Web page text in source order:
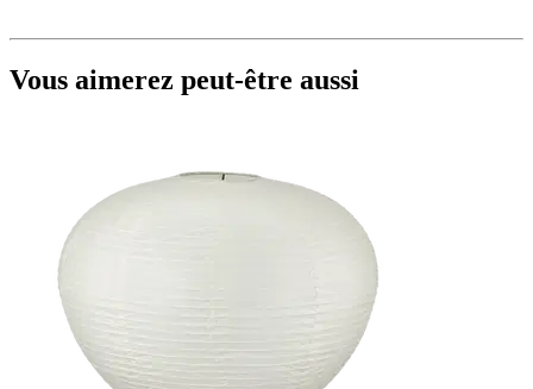
Vous aimerez peut-être aussi